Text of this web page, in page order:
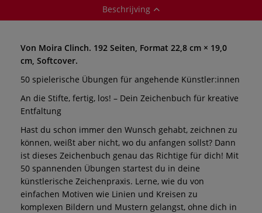
Beschrijving
Von Moira Clinch. 192 Seiten, Format 22,8 cm × 19,0
cm, Softcover.
50 spielerische Übungen für angehende Künstler:innen
An die Stifte, fertig, los! – Dein Zeichenbuch für kreative
Entfaltung
Hast du schon immer den Wunsch gehabt, zeichnen zu
können, weißt aber nicht, wo du anfangen sollst? Dann
ist dieses Zeichenbuch genau das Richtige für dich! Mit
50 spannenden Übungen startest du in deine
künstlerische Zeichenpraxis. Lerne, wie du von
einfachen Motiven wie Linien und Kreisen zu
komplexen Bildern und Mustern gelangst, ohne dich in